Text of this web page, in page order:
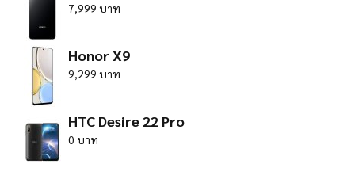
7,999 บาท
Honor X9
9,299 บาท
HTC Desire 22 Pro
0 บาท